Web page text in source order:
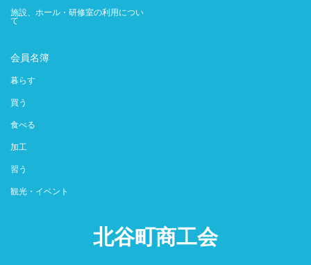
施設、ホール・研修室の利用につい
て
会員名簿
暮らす
買う
食べる
加工
習う
観光・イベント
北谷町商工会